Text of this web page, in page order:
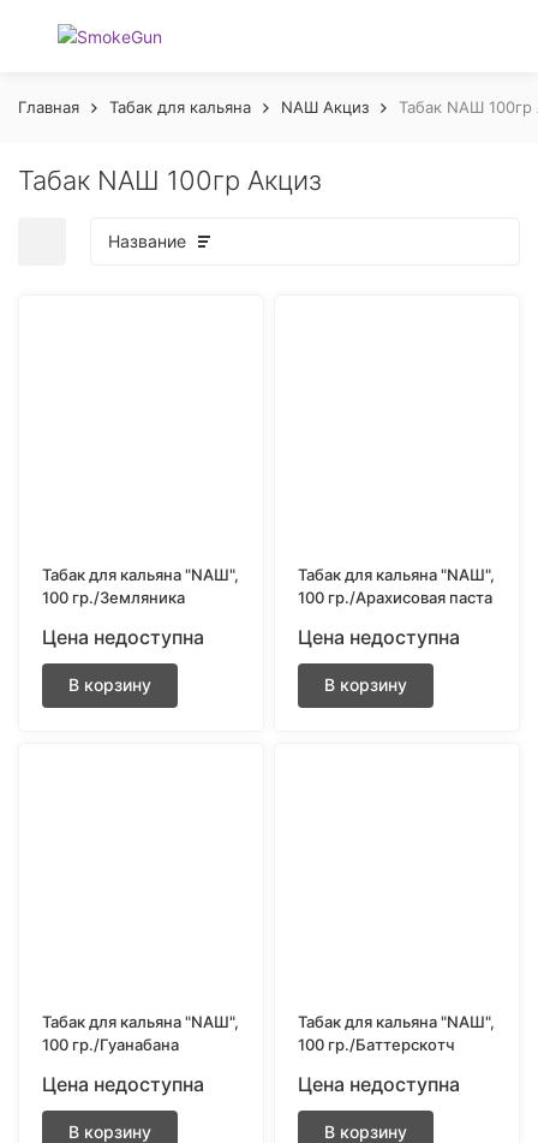
Главная Табак для кальяна NАШ Акциз Табак NАШ 100гр
Табак NАШ 100гр Акциз
Название
Табак для кальяна "NAШ",
100 гр./Земляника
Цена недоступна
В корзину
Табак для кальяна "NAШ",
100 гр./Арахисовая паста
Цена недоступна
В корзину
Табак для кальяна "NAШ",
100 гр./Гуанабана
Цена недоступна
В корзину
Табак для кальяна "NAШ",
100 гр./Баттерскотч
Цена недоступна
В корзину